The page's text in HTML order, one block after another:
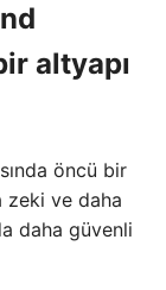
altyapı
öncü bir
zeki ve daha
daha güvenli